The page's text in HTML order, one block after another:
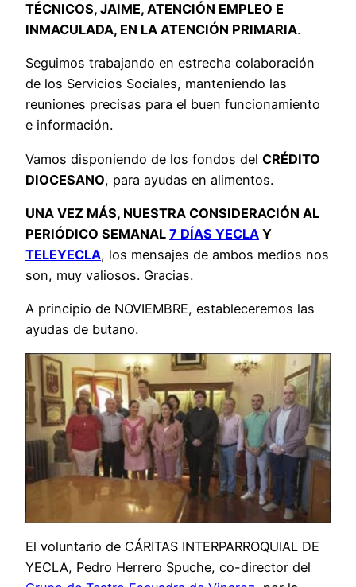
TÉCNICOS, JAIME, ATENCIÓN EMPLEO E
INMACULADA, EN LA ATENCIÓN PRIMARIA.
Seguimos trabajando en estrecha colaboración
de los Servicios Sociales, manteniendo las
reuniones precisas para el buen funcionamiento
e información.
Vamos disponiendo de los fondos del CRÉDITO
DIOCESANO, para ayudas en alimentos.
UNA VEZ MÁS, NUESTRA CONSIDERACIÓN AL
PERIÓDICO SEMANAL 7 DÍAS YECLA Y
TELEYECLA, los mensajes de ambos medios nos
son, muy valiosos. Gracias.
A principio de NOVIEMBRE, estableceremos las
ayudas de butano.
El voluntario de CÁRITAS INTERPARROQUIAL DE
YECLA, Pedro Herrero Spuche, co-director del